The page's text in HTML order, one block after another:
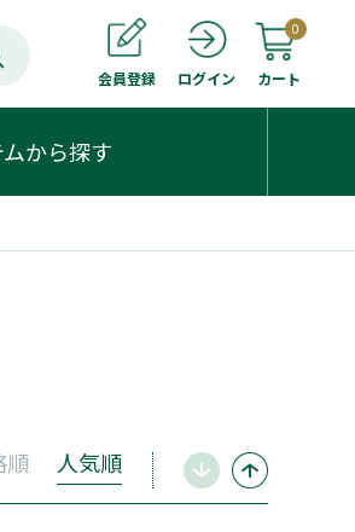
会員登録 ログイン
0
カート
から探す
順 人気順